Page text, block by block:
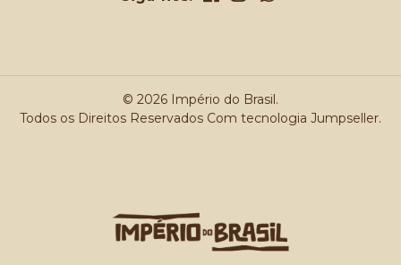
© 2026 Império do Brasil.
Todos os Direitos Reservados Com tecnologia Jumpseller.